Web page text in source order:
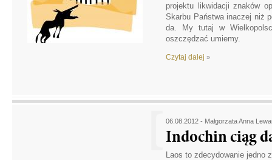
projektu likwidacji znaków
Skarbu Państwa inaczej niż
da. My tutaj w
oszczędzać umiemy.
Czytaj dalej »
06.08.2012 - Małgorzata Anna
Indochin ciąg
Laos to zdecydowanie jedno